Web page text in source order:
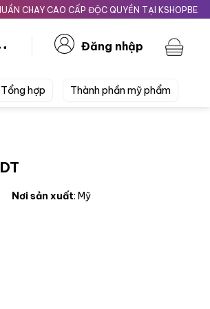
CAO CẤP ĐỘC QUYỀN TẠI KSHOPBEAUTY.VN
Đăng nhập
hợp Thành phần mỹ phẩm
Nơi sản xuất: Mỹ